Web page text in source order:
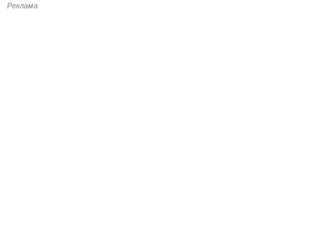
Реклама